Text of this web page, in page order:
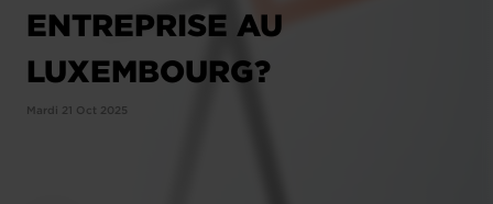
ENTREPRISE AU
LUXEMBOURG?
Mardi 21 Oct 2025